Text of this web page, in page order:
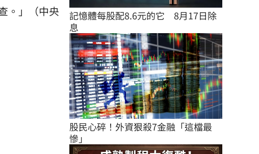
。」（中央
記憶體每股配8.6元的它　8月17日除
息
股民心碎！外資狠殺7金融「這檔最
慘」